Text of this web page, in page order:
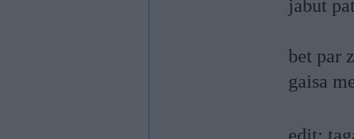
jabut
bet par
gaisa